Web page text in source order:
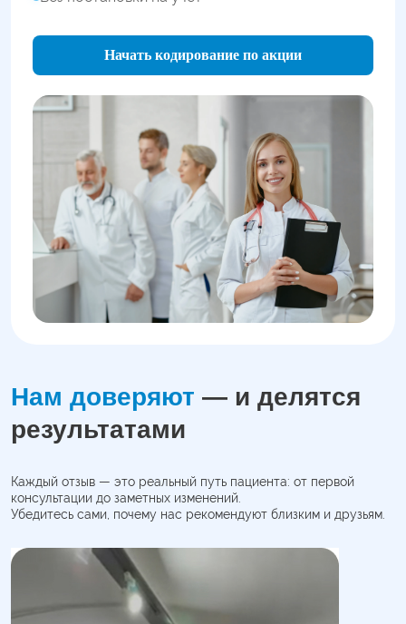
Начать кодирование по акции
Нам доверяют — и делятся
результатами
Каждый отзыв — это реальный путь пациента: от первой
консультации до заметных изменений.
Убедитесь сами, почему нас рекомендуют близким и друзьям.